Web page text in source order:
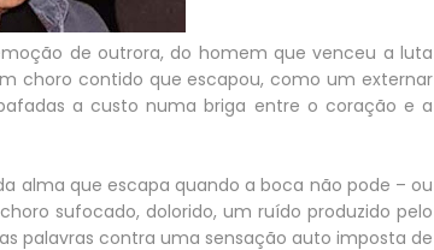
de outrora, do homem que venceu a luta
choro contido que escapou, como um externar
a custo numa briga entre o coração e a
alma que escapa quando a boca não pode – ou
sufocado, dolorido, um ruído produzido pelo
palavras contra uma sensação auto imposta de